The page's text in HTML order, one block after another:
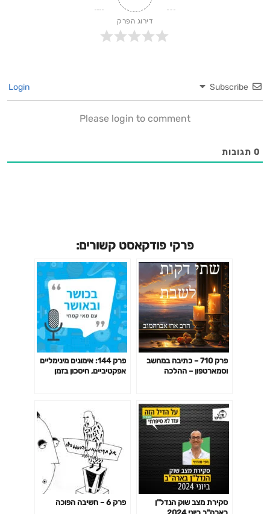
דירוג הפרק
Subscribe
Please login to comment
0 תגובות
פרקי פודקאסט קשורים:
פרק 710 – כתיבה במחשב
וסמארטפון – ההלכה
פרק 144: אימונים מינימליים
אפקטיביים, חיסכון בזמן
סקירת מצב שוק הנדל"ן
פרק 6 – חשיבה הפוכה